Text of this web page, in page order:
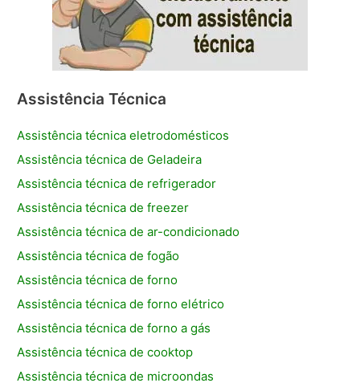
Assistência Técnica
Assistência técnica eletrodomésticos
Assistência técnica de Geladeira
Assistência técnica de refrigerador
Assistência técnica de freezer
Assistência técnica de ar-condicionado
Assistência técnica de fogão
Assistência técnica de forno
Assistência técnica de forno elétrico
Assistência técnica de forno a gás
Assistência técnica de cooktop
Assistência técnica de microondas